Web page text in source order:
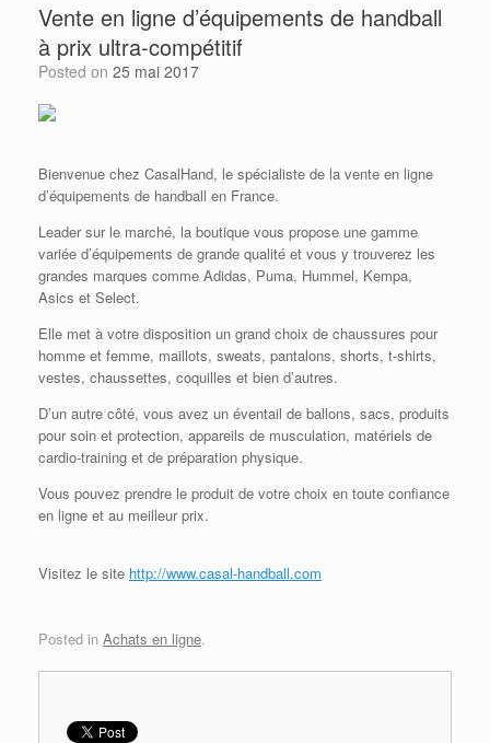
Vente en ligne d’équipements de handball
à prix ultra-compétitif
Posted on 25 mai 2017
Bienvenue chez CasalHand, le spécialiste de la vente en ligne
d’équipements de handball en France.
Leader sur le marché, la boutique vous propose une gamme
variée d’équipements de grande qualité et vous y trouverez les
grandes marques comme Adidas, Puma, Hummel, Kempa,
Asics et Select.
Elle met à votre disposition un grand choix de chaussures pour
homme et femme, maillots, sweats, pantalons, shorts, t-shirts,
vestes, chaussettes, coquilles et bien d’autres.
D’un autre côté, vous avez un éventail de ballons, sacs, produits
pour soin et protection, appareils de musculation, matériels de
cardio-training et de préparation physique.
Vous pouvez prendre le produit de votre choix en toute confiance
en ligne et au meilleur prix.
Visitez le site http://www.casal-handball.com
Posted in Achats en ligne.